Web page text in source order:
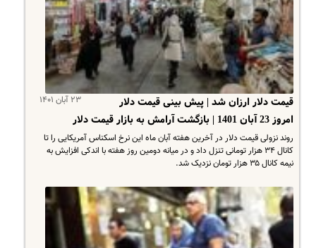
۲۳ آبان ۱۴۰۱
قیمت دلار ارزان شد | پیش بینی قیمت دلار
امروز 23 آبان 1401 | بازگشت آرامش به بازار قیمت دلار
روند نزولی قیمت دلار در آخرین هفته آبان ماه این نرخ اسکناس آمریکایی را تا
کانال ۳۴ هزار تومانی تنزل داد و در میانه دومین روز هفته با اندکی افزایش به
نیمه کانال ۳۵ هزار تومان نزدیک شد.